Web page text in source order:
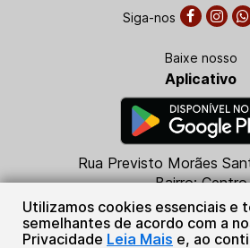
Utilizamos cookies essenciais e
semelhantes de acordo com a
Privacidade Leia Mais e, ao
Rua Previsto Morães
Bairro: Centro
CEP: 76230-
Piranhas - GO
(64) 3665-
Siga-nos
Baixe nosso
Aplicativo